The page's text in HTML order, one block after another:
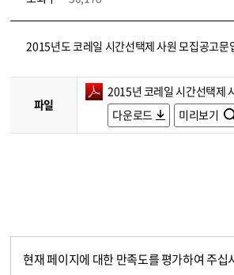
코레일소개_경영공시_채용공고 상세보기 – 내용, 파일, 담당자 연락처로 구성
2015년도 코레일 시간선택제 사원 모집공고문
파일
2015년 코레일 시간선택제
다운로드
미리보기
현재 페이지에 대한 만족도를 평가하여 주십